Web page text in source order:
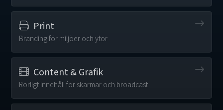
Print
Branding för miljöer och ytor
Content & Grafik
Rörligt innehåll för skärmar och broadcast